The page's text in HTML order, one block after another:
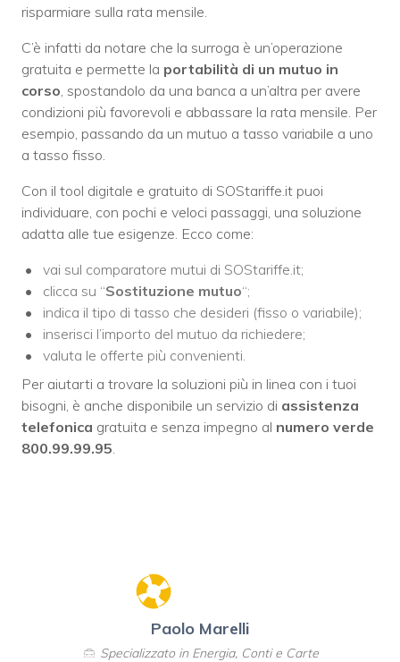
risparmiare sulla rata mensile.
C’è infatti da notare che la surroga è un’operazione
gratuita e permette la portabilità di un mutuo in
corso , spostandolo da una banca a un’altra per avere
condizioni più favorevoli e abbassare la rata mensile. Per
esempio, passando da un mutuo a tasso variabile a uno
a tasso fisso.
Con il tool digitale e gratuito di SOStariffe.it puoi
individuare, con pochi e veloci passaggi, una soluzione
adatta alle tue esigenze. Ecco come:
vai sul comparatore mutui di SOStariffe.it;
clicca su “Sostituzione mutuo“;
indica il tipo di tasso che desideri (fisso o variabile);
inserisci l’importo del mutuo da richiedere;
valuta le offerte più convenienti.
Per aiutarti a trovare la soluzioni più in linea con i tuoi
bisogni, è anche disponibile un servizio di assistenza
telefonica gratuita e senza impegno al numero verde
800.99.99.95
Paolo Marelli
Specializzato in Energia, Conti e Carte